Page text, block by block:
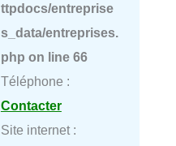
ttpdocs/entreprise
s_data/entreprises.
php on line 66
Téléphone :
Contacter
Site internet :